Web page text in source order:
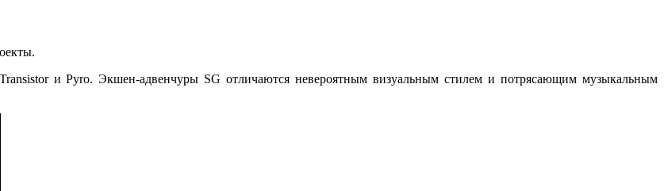
и Pyro. Экшен-адвенчуры SG отличаются невероятным визуальным стилем и потрясающим музыкальным